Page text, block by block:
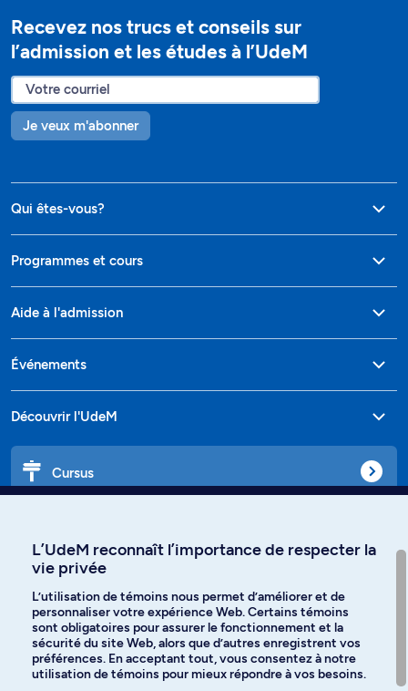
Recevez nos trucs et conseils sur
l’admission et les études à l’UdeM
Je veux m'abonner
Qui êtes-vous?
Programmes et cours
Aide à l'admission
Événements
Découvrir l'UdeM
Cursus
Langues
Facebook Instagram
L’UdeM reconnaît l’importance de respecter la
vie privée
L’utilisation de témoins nous permet d’améliorer et de
personnaliser votre expérience Web. Certains témoins
sont obligatoires pour assurer le fonctionnement et la
sécurité du site Web, alors que d’autres enregistrent vos
préférences. En acceptant tout, vous consentez à notre
utilisation de témoins pour mieux répondre à vos besoins.